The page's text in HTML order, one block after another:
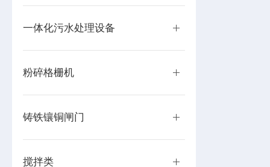
一体化污水处理设备
粉碎格栅机
铸铁镶铜闸门
搅拌类